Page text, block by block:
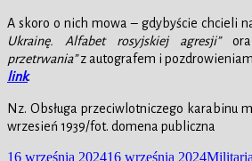
A skoro o nich mowa – gdybyście chcieli
Ukrainę. Alfabet rosyjskiej agresji”
przetrwania”z autografem i
link.
Nz. Obsługa przeciwlotniczego karabinu
wrzesień 1939/fot. domena publiczna
Data
16 września 202416 września 2024Militaria